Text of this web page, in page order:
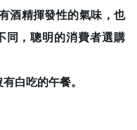
酒精揮發性的氣味，也
同，聰明的消費者選購
白吃的午餐。